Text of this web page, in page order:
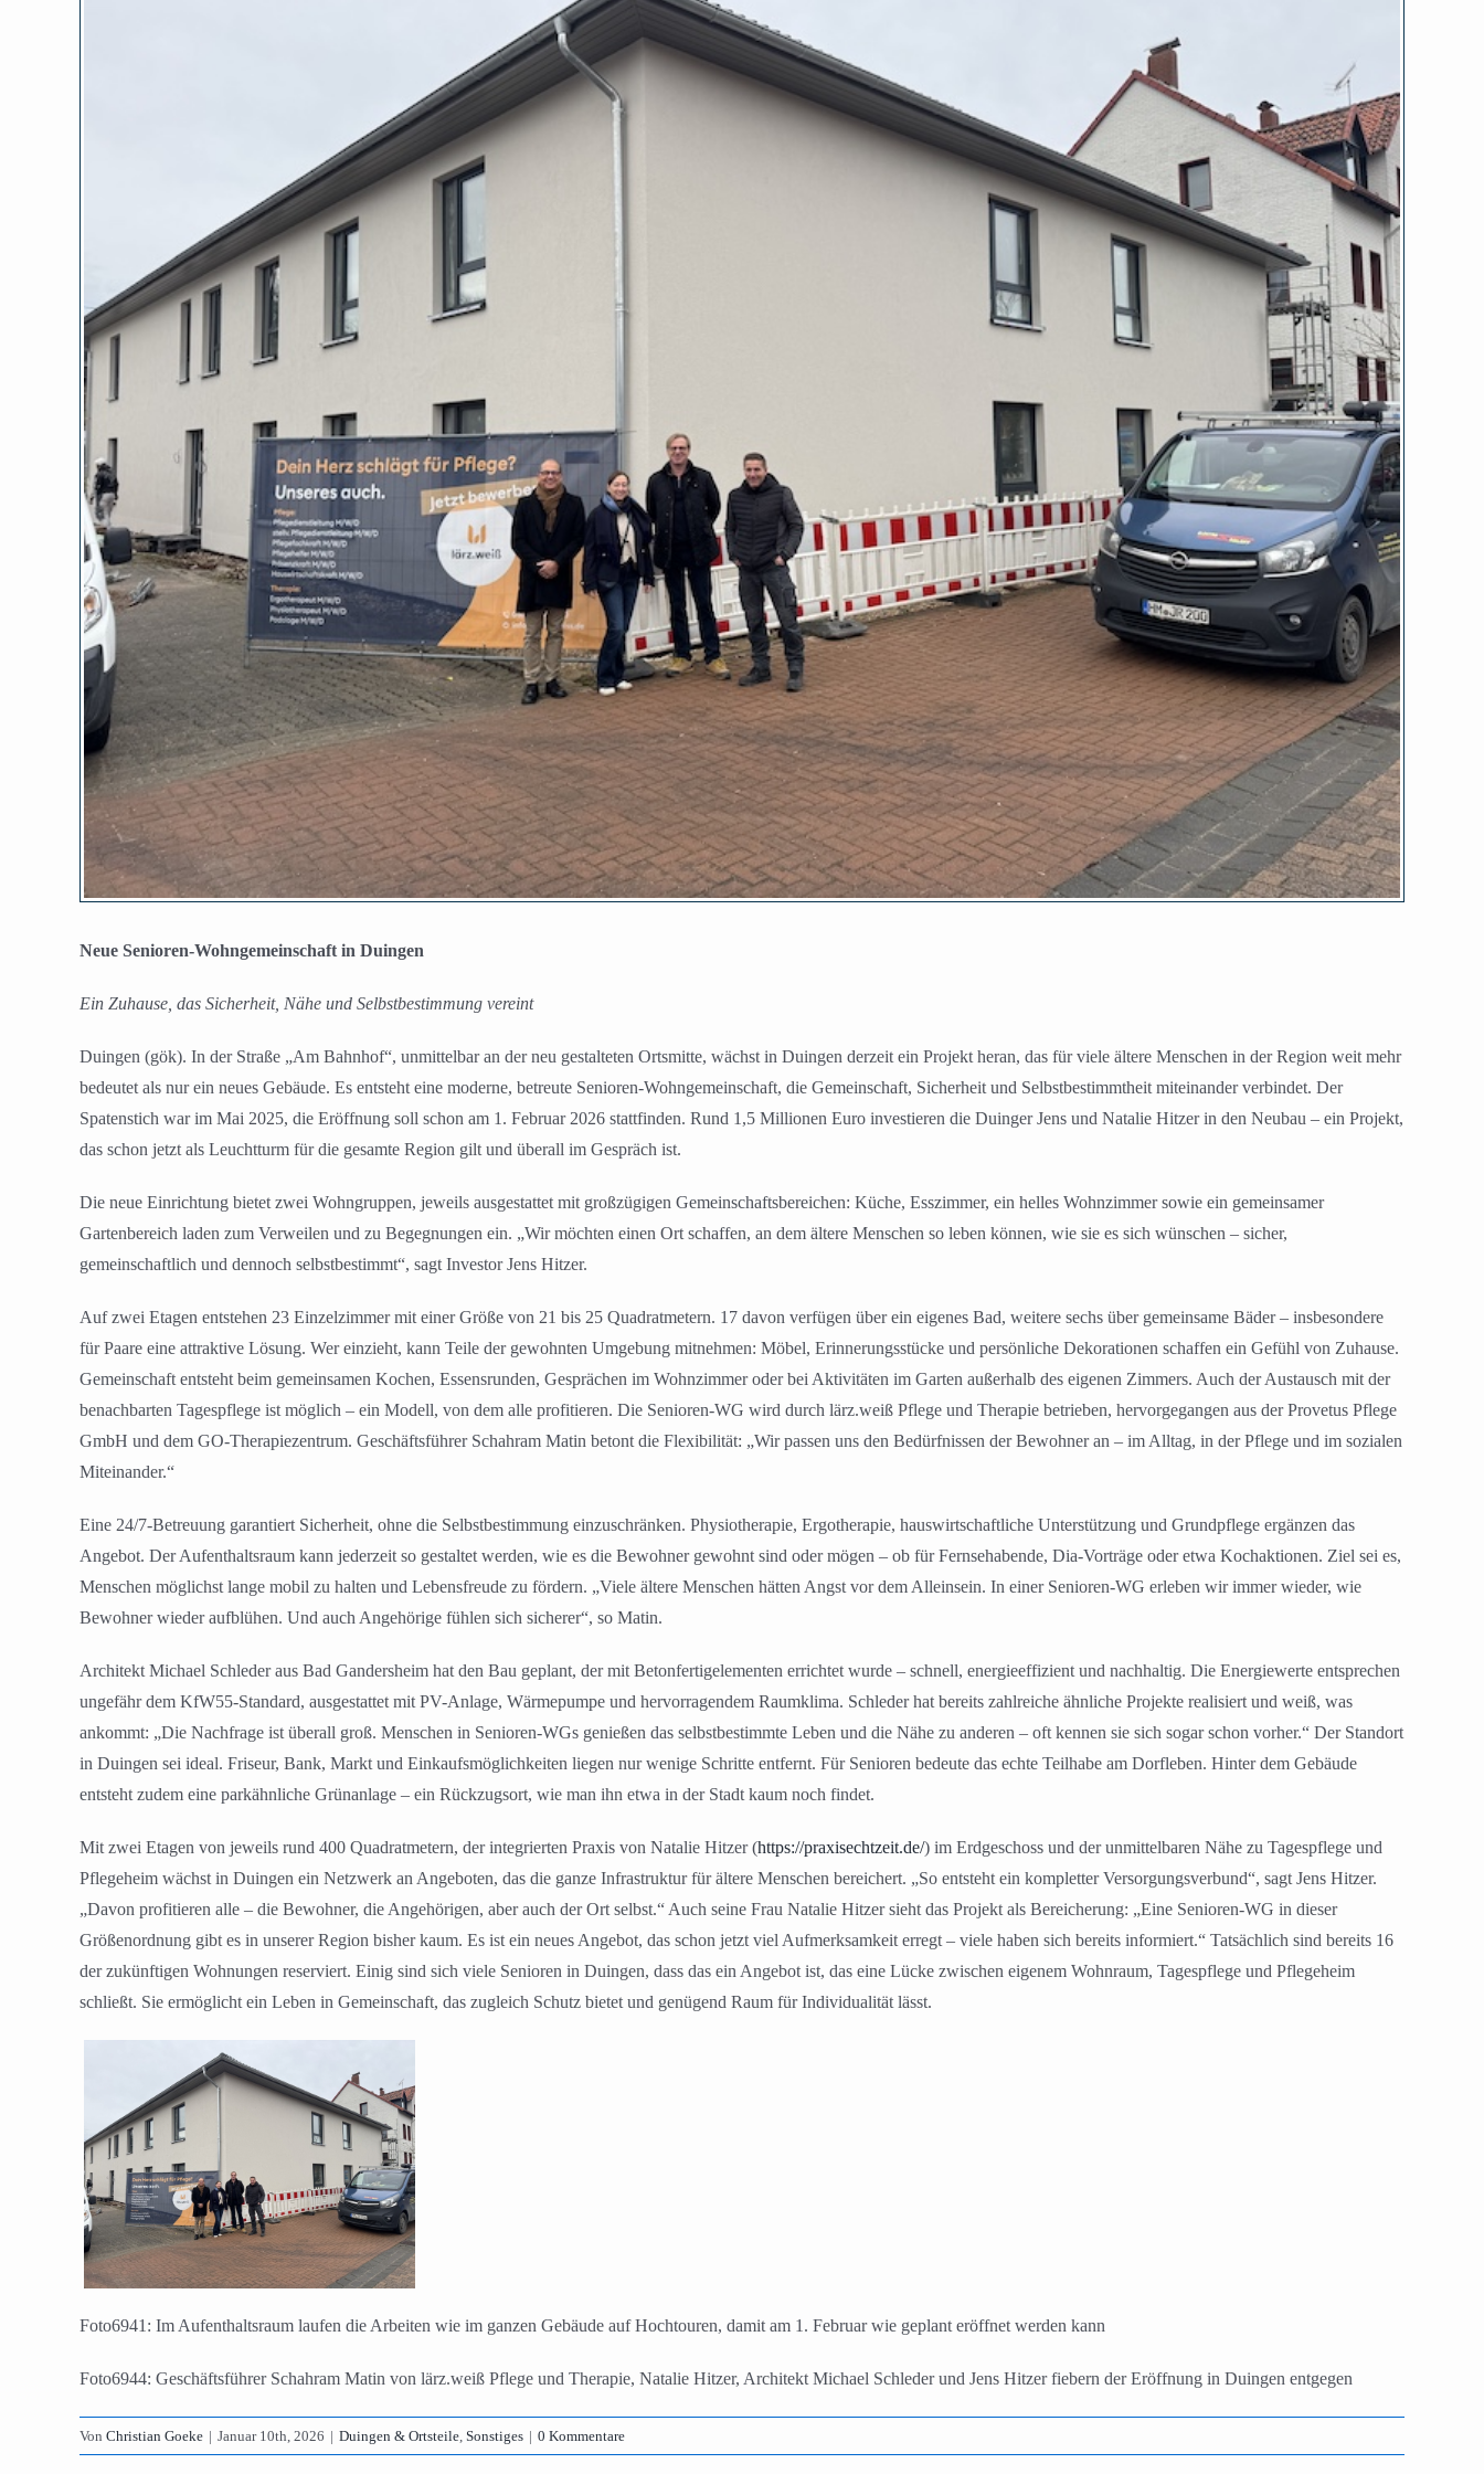
Neue Senioren-Wohngemeinschaft in Duingen
Ein Zuhause, das Sicherheit, Nähe und Selbstbestimmung vereint
Duingen (gök). In der Straße „Am Bahnhof“, unmittelbar an der neu gestalteten Ortsmitte, wächst in Duingen derzeit ein Projekt heran, das für viele ältere Menschen in der Region weit mehr
bedeutet als nur ein neues Gebäude. Es entsteht eine moderne, betreute Senioren-Wohngemeinschaft, die Gemeinschaft, Sicherheit und Selbstbestimmtheit miteinander verbindet. Der
Spatenstich war im Mai 2025, die Eröffnung soll schon am 1. Februar 2026 stattfinden. Rund 1,5 Millionen Euro investieren die Duinger Jens und Natalie Hitzer in den Neubau – ein Projekt,
das schon jetzt als Leuchtturm für die gesamte Region gilt und überall im Gespräch ist.
Die neue Einrichtung bietet zwei Wohngruppen, jeweils ausgestattet mit großzügigen Gemeinschaftsbereichen: Küche, Esszimmer, ein helles Wohnzimmer sowie ein gemeinsamer
Gartenbereich laden zum Verweilen und zu Begegnungen ein. „Wir möchten einen Ort schaffen, an dem ältere Menschen so leben können, wie sie es sich wünschen – sicher,
gemeinschaftlich und dennoch selbstbestimmt“, sagt Investor Jens Hitzer.
Auf zwei Etagen entstehen 23 Einzelzimmer mit einer Größe von 21 bis 25 Quadratmetern. 17 davon verfügen über ein eigenes Bad, weitere sechs über gemeinsame Bäder – insbesondere
für Paare eine attraktive Lösung. Wer einzieht, kann Teile der gewohnten Umgebung mitnehmen: Möbel, Erinnerungsstücke und persönliche Dekorationen schaffen ein Gefühl von Zuhause.
Gemeinschaft entsteht beim gemeinsamen Kochen, Essensrunden, Gesprächen im Wohnzimmer oder bei Aktivitäten im Garten außerhalb des eigenen Zimmers. Auch der Austausch mit der
benachbarten Tagespflege ist möglich – ein Modell, von dem alle profitieren. Die Senioren-WG wird durch lärz.weiß Pflege und Therapie betrieben, hervorgegangen aus der Provetus Pflege
GmbH und dem GO-Therapiezentrum. Geschäftsführer Schahram Matin betont die Flexibilität: „Wir passen uns den Bedürfnissen der Bewohner an – im Alltag, in der Pflege und im sozialen
Miteinander.“
Eine 24/7-Betreuung garantiert Sicherheit, ohne die Selbstbestimmung einzuschränken. Physiotherapie, Ergotherapie, hauswirtschaftliche Unterstützung und Grundpflege ergänzen das
Angebot. Der Aufenthaltsraum kann jederzeit so gestaltet werden, wie es die Bewohner gewohnt sind oder mögen – ob für Fernsehabende, Dia-Vorträge oder etwa Kochaktionen. Ziel sei es,
Menschen möglichst lange mobil zu halten und Lebensfreude zu fördern. „Viele ältere Menschen hätten Angst vor dem Alleinsein. In einer Senioren-WG erleben wir immer wieder, wie
Bewohner wieder aufblühen. Und auch Angehörige fühlen sich sicherer“, so Matin.
Architekt Michael Schleder aus Bad Gandersheim hat den Bau geplant, der mit Betonfertigelementen errichtet wurde – schnell, energieeffizient und nachhaltig. Die Energiewerte entsprechen
ungefähr dem KfW55-Standard, ausgestattet mit PV-Anlage, Wärmepumpe und hervorragendem Raumklima. Schleder hat bereits zahlreiche ähnliche Projekte realisiert und weiß, was
ankommt: „Die Nachfrage ist überall groß. Menschen in Senioren-WGs genießen das selbstbestimmte Leben und die Nähe zu anderen – oft kennen sie sich sogar schon vorher.“ Der Standort
in Duingen sei ideal. Friseur, Bank, Markt und Einkaufsmöglichkeiten liegen nur wenige Schritte entfernt. Für Senioren bedeute das echte Teilhabe am Dorfleben. Hinter dem Gebäude
entsteht zudem eine parkähnliche Grünanlage – ein Rückzugsort, wie man ihn etwa in der Stadt kaum noch findet.
Mit zwei Etagen von jeweils rund 400 Quadratmetern, der integrierten Praxis von Natalie Hitzer (https://praxisechtzeit.de/) im Erdgeschoss und der unmittelbaren Nähe zu Tagespflege und
Pflegeheim wächst in Duingen ein Netzwerk an Angeboten, das die ganze Infrastruktur für ältere Menschen bereichert. „So entsteht ein kompletter Versorgungsverbund“, sagt Jens Hitzer.
„Davon profitieren alle – die Bewohner, die Angehörigen, aber auch der Ort selbst.“ Auch seine Frau Natalie Hitzer sieht das Projekt als Bereicherung: „Eine Senioren-WG in dieser
Größenordnung gibt es in unserer Region bisher kaum. Es ist ein neues Angebot, das schon jetzt viel Aufmerksamkeit erregt – viele haben sich bereits informiert.“ Tatsächlich sind bereits 16
der zukünftigen Wohnungen reserviert. Einig sind sich viele Senioren in Duingen, dass das ein Angebot ist, das eine Lücke zwischen eigenem Wohnraum, Tagespflege und Pflegeheim
schließt. Sie ermöglicht ein Leben in Gemeinschaft, das zugleich Schutz bietet und genügend Raum für Individualität lässt.
Foto6941: Im Aufenthaltsraum laufen die Arbeiten wie im ganzen Gebäude auf Hochtouren, damit am 1. Februar wie geplant eröffnet werden kann
Foto6944: Geschäftsführer Schahram Matin von lärz.weiß Pflege und Therapie, Natalie Hitzer, Architekt Michael Schleder und Jens Hitzer fiebern der Eröffnung in Duingen entgegen
Von Christian Goeke | Januar 10th, 2026 | Duingen & Ortsteile, Sonstiges | 0 Kommentare